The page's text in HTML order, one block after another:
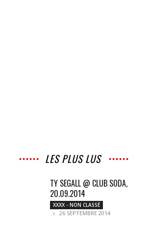
LES PLUS LUS
TY SEGALL @ CLUB SODA,
20.09.2014
XXXX - NON CLASSÉ
26 SEPTEMBRE 2014